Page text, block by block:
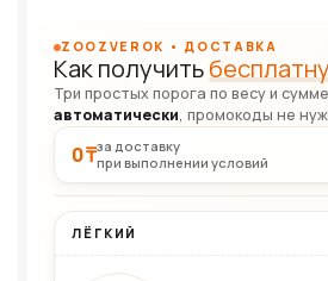
ZOOZVEROK • ДОСТАВКА
Как получить
Три простых порога по весу и
автоматически, промокоды не
0 ₸за доставку
при выполнении условий
ЛЁГКИЙ